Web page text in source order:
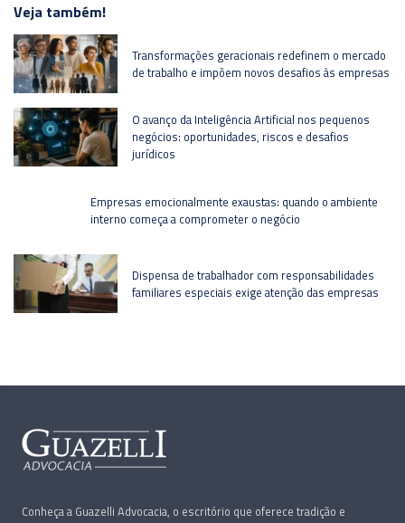
Veja também!
Transformações geracionais redefinem o mercado
de trabalho e impõem novos desafios às empresas
O avanço da Inteligência Artificial nos pequenos
negócios: oportunidades, riscos e desafios
jurídicos
Empresas emocionalmente exaustas: quando o ambiente
interno começa a comprometer o negócio
Dispensa de trabalhador com responsabilidades
familiares especiais exige atenção das empresas
Conheça a Guazelli Advocacia, o escritório que oferece tradição e